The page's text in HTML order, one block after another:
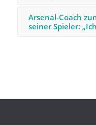
Arsenal-Coach
seiner Spieler: